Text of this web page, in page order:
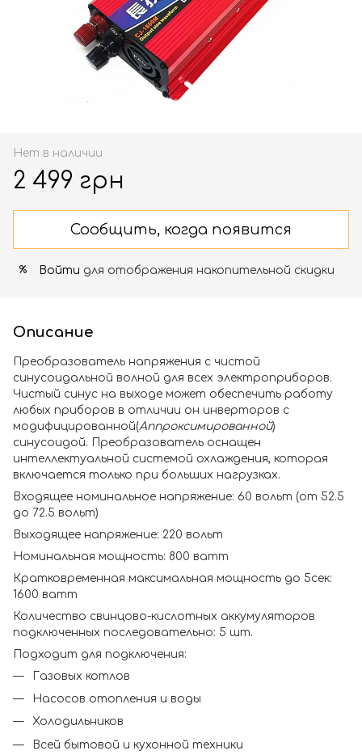
Нет в наличии
2 499 грн
Сообщить, когда появится
% Войти для отображения накопительной скидки
Описание
Преобразователь напряжения с чистой
синусоидальной волной для всех электроприборов.
Чистый синус на выходе может обеспечить работу
любых приборов в отличии он инверторов с
модифицированной(Аппроксимированной)
синусоидой. Преобразователь оснащен
интеллектуальной системой охлаждения, которая
включается только при больших нагрузках.
Входящее номинальное напряжение: 60 вольт (от 52.5
до 72.5 вольт)
Выходящее напряжение: 220 вольт
Номинальная мощность: 800 ватт
Кратковременная максимальная мощность до 5сек:
1600 ватт
Количество свинцово-кислотных аккумуляторов
подключенных последовательно: 5 шт.
Подходит для подключения:
Газовых котлов
Насосов отопления и воды
Холодильников
Всей бытовой и кухонной техники